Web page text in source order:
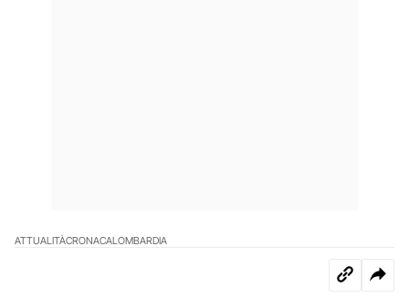
ATTUALITÀCRONACALOMBARDIA